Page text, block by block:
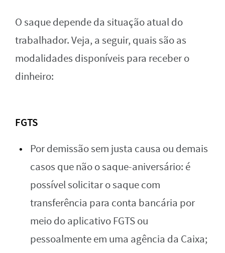
O saque depende da situação atual do
trabalhador. Veja, a seguir, quais são as
modalidades disponíveis para receber o
dinheiro:
FGTS
Por demissão sem justa causa ou demais
casos que não o saque-aniversário: é
possível solicitar o saque com
transferência para conta bancária por
meio do aplicativo FGTS ou
pessoalmente em uma agência da Caixa;